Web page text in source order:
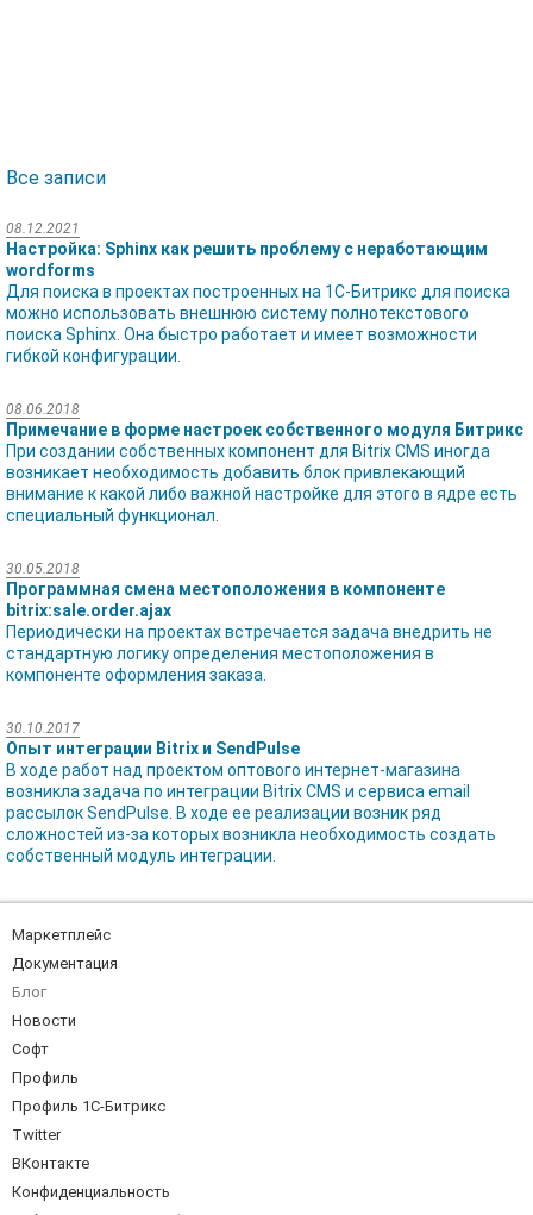
Все записи
08.12.2021
Настройка: Sphinx как решить проблему с неработающим
wordforms
Для поиска в проектах построенных на 1C-Битрикс для поиска
можно использовать внешнюю систему полнотекстового
поиска Sphinx. Она быстро работает и имеет возможности
гибкой конфигурации.
08.06.2018
Примечание в форме настроек собственного модуля Битрикс
При создании собственных компонент для Bitrix CMS иногда
возникает необходимость добавить блок привлекающий
внимание к какой либо важной настройке для этого в ядре есть
специальный функционал.
30.05.2018
Программная смена местоположения в компоненте
bitrix:sale.order.ajax
Периодически на проектах встречается задача внедрить не
стандартную логику определения местоположения в
компоненте оформления заказа.
30.10.2017
Опыт интеграции Bitrix и SendPulse
В ходе работ над проектом оптового интернет-магазина
возникла задача по интеграции Bitrix CMS и сервиса email
рассылок SendPulse. В ходе ее реализации возник ряд
сложностей из-за которых возникла необходимость создать
собственный модуль интеграции.
Маркетплейс
Документация
Блог
Новости
Софт
Профиль
Профиль 1С-Битрикс
Twitter
ВКонтакте
Конфиденциальность